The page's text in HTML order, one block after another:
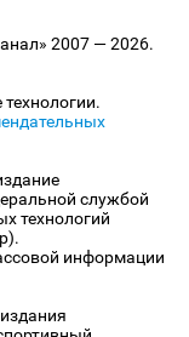
2007 — 2026.
службой
технологий
информации